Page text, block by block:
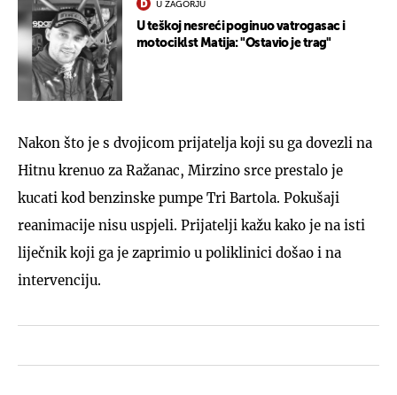
U ZAGORJU
U teškoj nesreći poginuo vatrogasac i
motociklst Matija: "Ostavio je trag"
Nakon što je s dvojicom prijatelja koji su ga dovezli na
Hitnu krenuo za Ražanac, Mirzino srce prestalo je
kucati kod benzinske pumpe Tri Bartola. Pokušaji
reanimacije nisu uspjeli. Prijatelji kažu kako je na isti
liječnik koji ga je zaprimio u poliklinici došao i na
intervenciju.